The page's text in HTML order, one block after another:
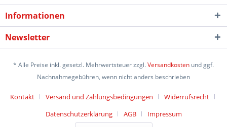
Informationen
Newsletter
* Alle Preise inkl. gesetzl. Mehrwertsteuer zzgl.Versandkosten und ggf.
Nachnahmegebühren, wenn nicht anders beschrieben
Kontakt Versand und Zahlungsbedingungen
Widerrufsrecht
Datenschutzerklärung
AGB Impressum